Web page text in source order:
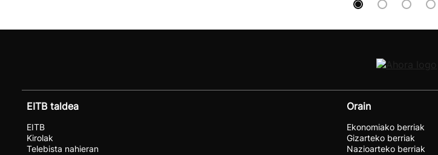
EITB taldea
EITB
Kirolak
Telebista nahieran
Orain
Ekonomiako berriak
Gizarteko berriak
Nazioarteko berriak